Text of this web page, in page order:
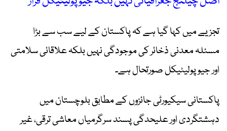
تجزیے میں کہا گیا ہے کہ پاکستان کے لیے سب سے بڑا
مسئلہ معدنی ذخائر کی موجودگی نہیں بلکہ علاقائی سلامتی
اور جیوپولیٹیکل صورتحال ہے۔
پاکستانی سیکیورٹی جائزوں کے مطابق بلوچستان میں
دہشتگردی اور علیحدگی پسند سرگرمیاں معاشی ترقی، غیر